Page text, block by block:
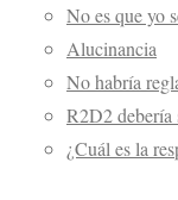
No es que yo
Alucinancia
No habría
R2D2 debería
¿Cuál es la